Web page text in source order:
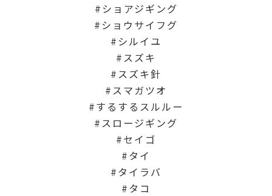
ショアジギング
ショウサイフグ
シルイユ
スズキ
スズキ針
スマガツオ
するするスルルー
スロージギング
セイゴ
タイ
タイラバ
タコ